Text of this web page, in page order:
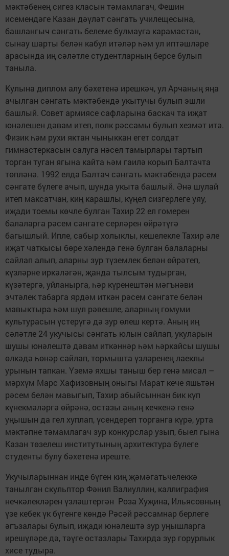
мәктәбенең сигез класын тәмамлагач, Фешин
исемендәге Казан дәүләт сәнгать училещесына,
башлангыч сәнгать белеме булмауга карамастан,
сынау шарты белән кабул итәләр һәм ул иптәшләре
арасында иң сәләтле студентларның берсе булып
таныла.
Кулына диплом алу бәхетенә ирешкәч, ул Арчаның яңа
ачылган сәнгать мәктәбендә укытучы булып эшли
башлый. Совет армиясе сафларына баскач та иҗат
юнәлешен дәвам итеп, полк рәссамы булып хезмәт итә.
Физик һәм рухи яктан чыныккан егет солдат
гимнастеркасын салуга нәсел тамырлары тартып
торган туган ягына кайта һәм гаилә корып Балтачта
төпләнә. 1992 елда Балтач сәнгать мәктәбендә рәсем
сәнгате бүлеге ачып, шунда укыта башлый. Әнә шулай
итеп максатчан, киң карашлы, күңел сизгерлеге уяу,
иҗади тоемы көчле булган Тахир 22 ел гомерен
балаларга рәсем сәнгате серләрен өйрәтүгә
багышлый. Ипле, сабыр холыклы, кешелекле Тахир әле
иҗат чаткысы бөре хәлендә генә булган балаларны
сайлап алып, аларны зур түземлек белән өйрәтеп,
күзләрне иркәләгән, җанда тылсым тудырган,
күзәтергә, уйланырга, һәр күренештән мәгънәви
эчтәлек табарга ярдәм иткән рәсем сәнгате белән
мавыктыра һәм шул рәвешле, аларның гомуми
культурасын үстерүгә дә зур өлеш кертә. Аның иң
сәләтле 24 укучысы сәнгать юлын сайлап, укуларын
шушы юнәлештә дәвам иткәннәр һәм һәркайсы шушы
өлкәдә һөнәр сайлап, тормышта үзләренең лаеклы
урынын тапкан. Үземә яхшы таныш бер генә мисал –
мәрхүм Марс Хафизовның оныгы Марат кече яшьтән
рәсем белән мавыгып, Тахир абыйсыннан бик күп
күнекмәләргә өйрәнә, остазы аның кечкенә генә
уңышын да гел хуплап, үсендереп торганга күрә, урта
мәктәпне тәмамлагач зур конкурслар узып, быел гына
Казан төзелеш институтының архитектура бүлеге
студенты булу бәхетенә иреште.
Укучыларыннан инде бүген киң җәмәгатьчелеккә
танылган скульптор Фәнил Валиуллин, каллиграфия
нечкәлекләрен үзләштергән Роза Хуҗина, Ильясовның
үзе кебек үк бүгенге көндә Рәсәй рәссамнар берлеге
әгъзалары булып, иҗади юнәлештә зур уңышларга
ирешүләре дә, тәүге остазлары Тахирда зур горурлык
хисе тудыра.